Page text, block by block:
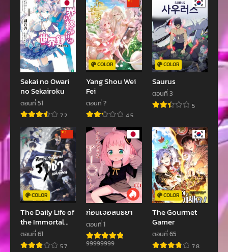
Sekai no Owari
no Sekairoku
ตอนที่ 51
7.2
COLOR
Yang Shou Wei
Fei
ตอนที่ ?
4.5
COLOR
Saurus
ตอนที่ 3
5
COLOR
The Daily Life of
the Immortal
King
ตอนที่ 61
5.7
ก่อนเจอสนธยา
ตอนที่ 1
99999999
COLOR
The Gourmet
Gamer
ตอนที่ 65
7.8